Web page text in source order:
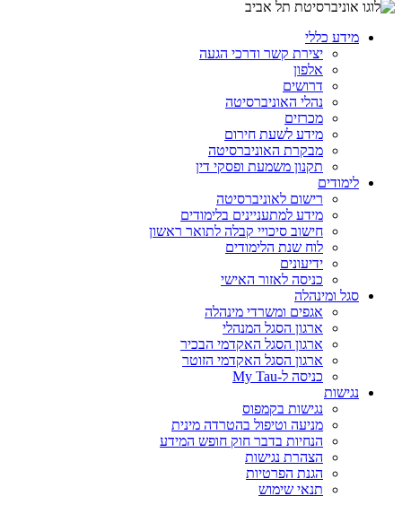
מידע כללי
יצירת קשר ודרכי הגעה
אלפון
דרושים
נהלי האוניברסיטה
מכרזים
מידע לשעת חירום
מבקרת האוניברסיטה
תקנון משמעת ופסקי דין
לימודים
רישום לאוניברסיטה
מידע למתעניינים בלימודים
חישוב סיכויי קבלה לתואר ראשון
לוח שנת הלימודים
ידיעונים
כניסה לאזור האישי
סגל ומינהלה
אגפים ומשרדי מינהלה
ארגון הסגל המנהלי
ארגון הסגל האקדמי הבכיר
ארגון הסגל האקדמי הזוטר
כניסה ל-My Tau
נגישות
נגישות בקמפוס
מניעה וטיפול בהטרדה מינית
הנחיות בדבר חוק חופש המידע
הצהרת נגישות
הגנת הפרטיות
תנאי שימוש